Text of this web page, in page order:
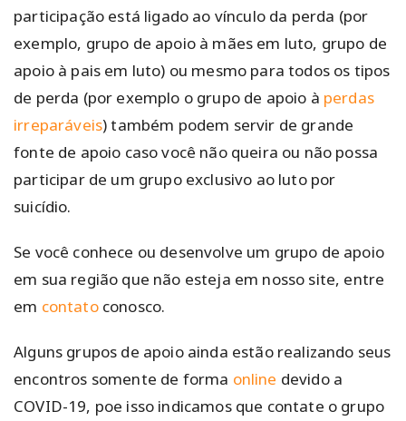
participação está ligado ao vínculo da perda (por
exemplo, grupo de apoio à mães em luto, grupo de
apoio à pais em luto) ou mesmo para todos os tipos
de perda (por exemplo o grupo de apoio à perdas
irreparáveis) também podem servir de grande
fonte de apoio caso você não queira ou não possa
participar de um grupo exclusivo ao luto por
suicídio.
Se você conhece ou desenvolve um grupo de apoio
em sua região que não esteja em nosso site, entre
em contatoconosco.
Alguns grupos de apoio ainda estão realizando seus
encontros somente de forma online devido a
COVID-19, poe isso indicamos que contate o grupo